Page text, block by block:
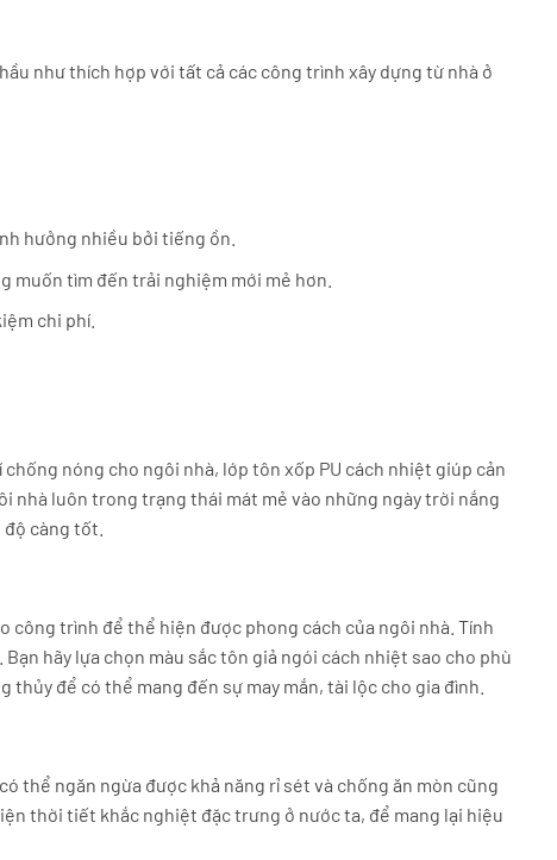
như thích hợp với tất cả các công trình xây dựng từ nhà ở
hưởng nhiều bởi tiếng ồn.
muốn tìm đến trải nghiệm mới mẻ hơn.
chi phí.
nóng cho ngôi nhà, lớp tôn xốp PU cách nhiệt giúp cản
nhà luôn trong trạng thái mát mẻ vào những ngày trời nắng
càng tốt.
công trình để thể hiện được phong cách của ngôi nhà. Tính
hãy lựa chọn màu sắc tôn giả ngói cách nhiệt sao cho phù
để có thể mang đến sự may mắn, tài lộc cho gia đình.
thể ngăn ngừa được khả năng rỉ sét và chống ăn mòn cũng
thời tiết khắc nghiệt đặc trưng ở nước ta, để mang lại hiệu